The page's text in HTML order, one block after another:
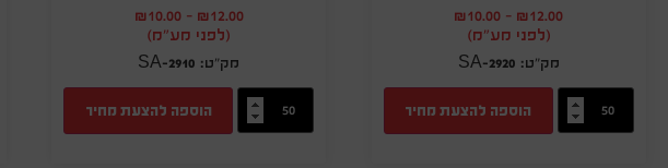
₪12.00
-
₪10.00
(לפני מע"מ)
SA-2920
הוספה להצעת מחיר
₪12.00
-
₪10.00
(לפני מע"מ)
SA-2910
הוספה להצעת מחיר